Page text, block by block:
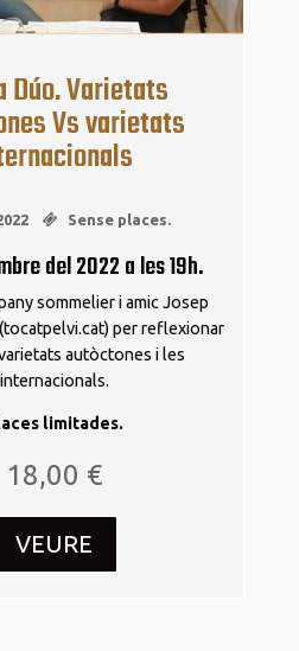
Dúo. Varietats
Vs varietats
Sense places.
del 2022 a les 19h.
sommelier i amic Josep
per reflexionar
autòctones i les
internacionals.
limitades.
18,00 €
VEURE